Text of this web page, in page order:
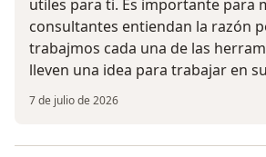
utiles para ti. Es importante para
consultantes entiendan la razón
trabajmos cada una de las
lleven una idea para trabajar en
7 de julio de 2026